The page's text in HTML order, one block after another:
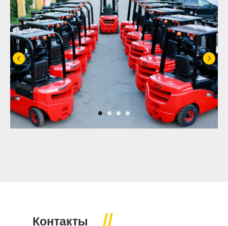
Контакты